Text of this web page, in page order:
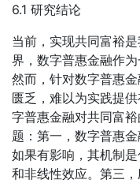
6.1 研究结论
当前，实现共同富裕
界，数字普惠金融作
然而，针对数字普惠
匮乏，难以为实践提
字普惠金融对共同富
题：第一，数字普惠
如果有影响，其机制
和非线性效应。第三